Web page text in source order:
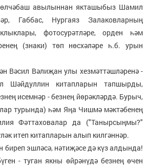
авылыннан якташыбыз Шамил
Габбас, Нургаяз Залаковларның
фотосурәтләре, орден һәм
(знаки) төп нөсхәләре һ.б. урын
Вәсил Вәлиҗан улы хезмәттәшләренә -
Шәйдуллин китапларын тапшырды,
исемнәр - безнең йөрәкләрдә. Бурыч,
турында) һәм Яңа Чишмә мәктәбенең
Фәттаховалар да ("Танырсыңмы?"
итеп китапларын алып килгәннәр.
биреп эшләсә, нәтиҗәсе дә күз алдында!
- туган якны өйрәнүдә безнең өчен